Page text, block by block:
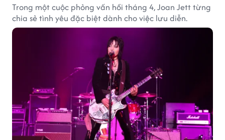
Trong một cuộc phỏng vấn hồi tháng 4, Joan Jett từng
chia sẻ tình yêu đặc biệt dành cho việc lưu diễn.